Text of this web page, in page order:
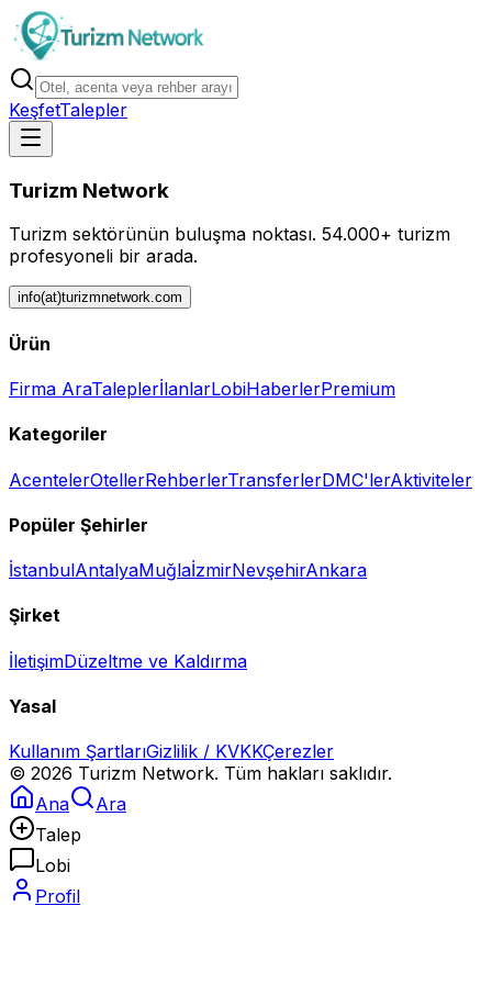
KeşfetTalepler
Turizm Network
Turizm sektörünün buluşma noktası. 54.000+ turizm
profesyoneli bir arada.
info(at)turizmnetwork.com
Ürün
Firma AraTaleplerİlanlarLobiHaberlerPremium
Kategoriler
AcentelerOtellerRehberlerTransferlerDMC'lerAktiviteler
Popüler Şehirler
İstanbulAntalyaMuğlaİzmirNevşehirAnkara
Şirket
İletişimDüzeltme ve Kaldırma
Yasal
Kullanım ŞartlarıGizlilik / KVKKÇerezler
© 2026 Turizm Network. Tüm hakları saklıdır.
Ana
Ara
Talep
Lobi
Profil